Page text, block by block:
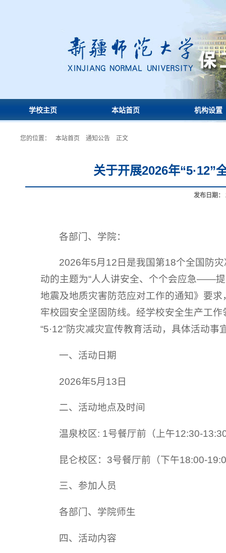
学校主页 本站首页 机构设置
您的位置： 本站首页 通知公告 正文
关于开展2026年“5·12”
发布日期：
各部门、学院：
2026年5月12日是我国第18个全国防
动的主题为“人人讲安全、个个会应急——
地震及地质灾害防范应对工作的通知》要
牢校园安全坚固防线。经学校安全生产工
“5·12”防灾减灾宣传教育活动，具体活动事
一、活动日期
2026年5月13日
二、活动地点及时间
温泉校区: 1号餐厅前（上午12:30-
昆仑校区：3号餐厅前（下午18:00-
三、参加人员
各部门、学院师生
四、活动内容